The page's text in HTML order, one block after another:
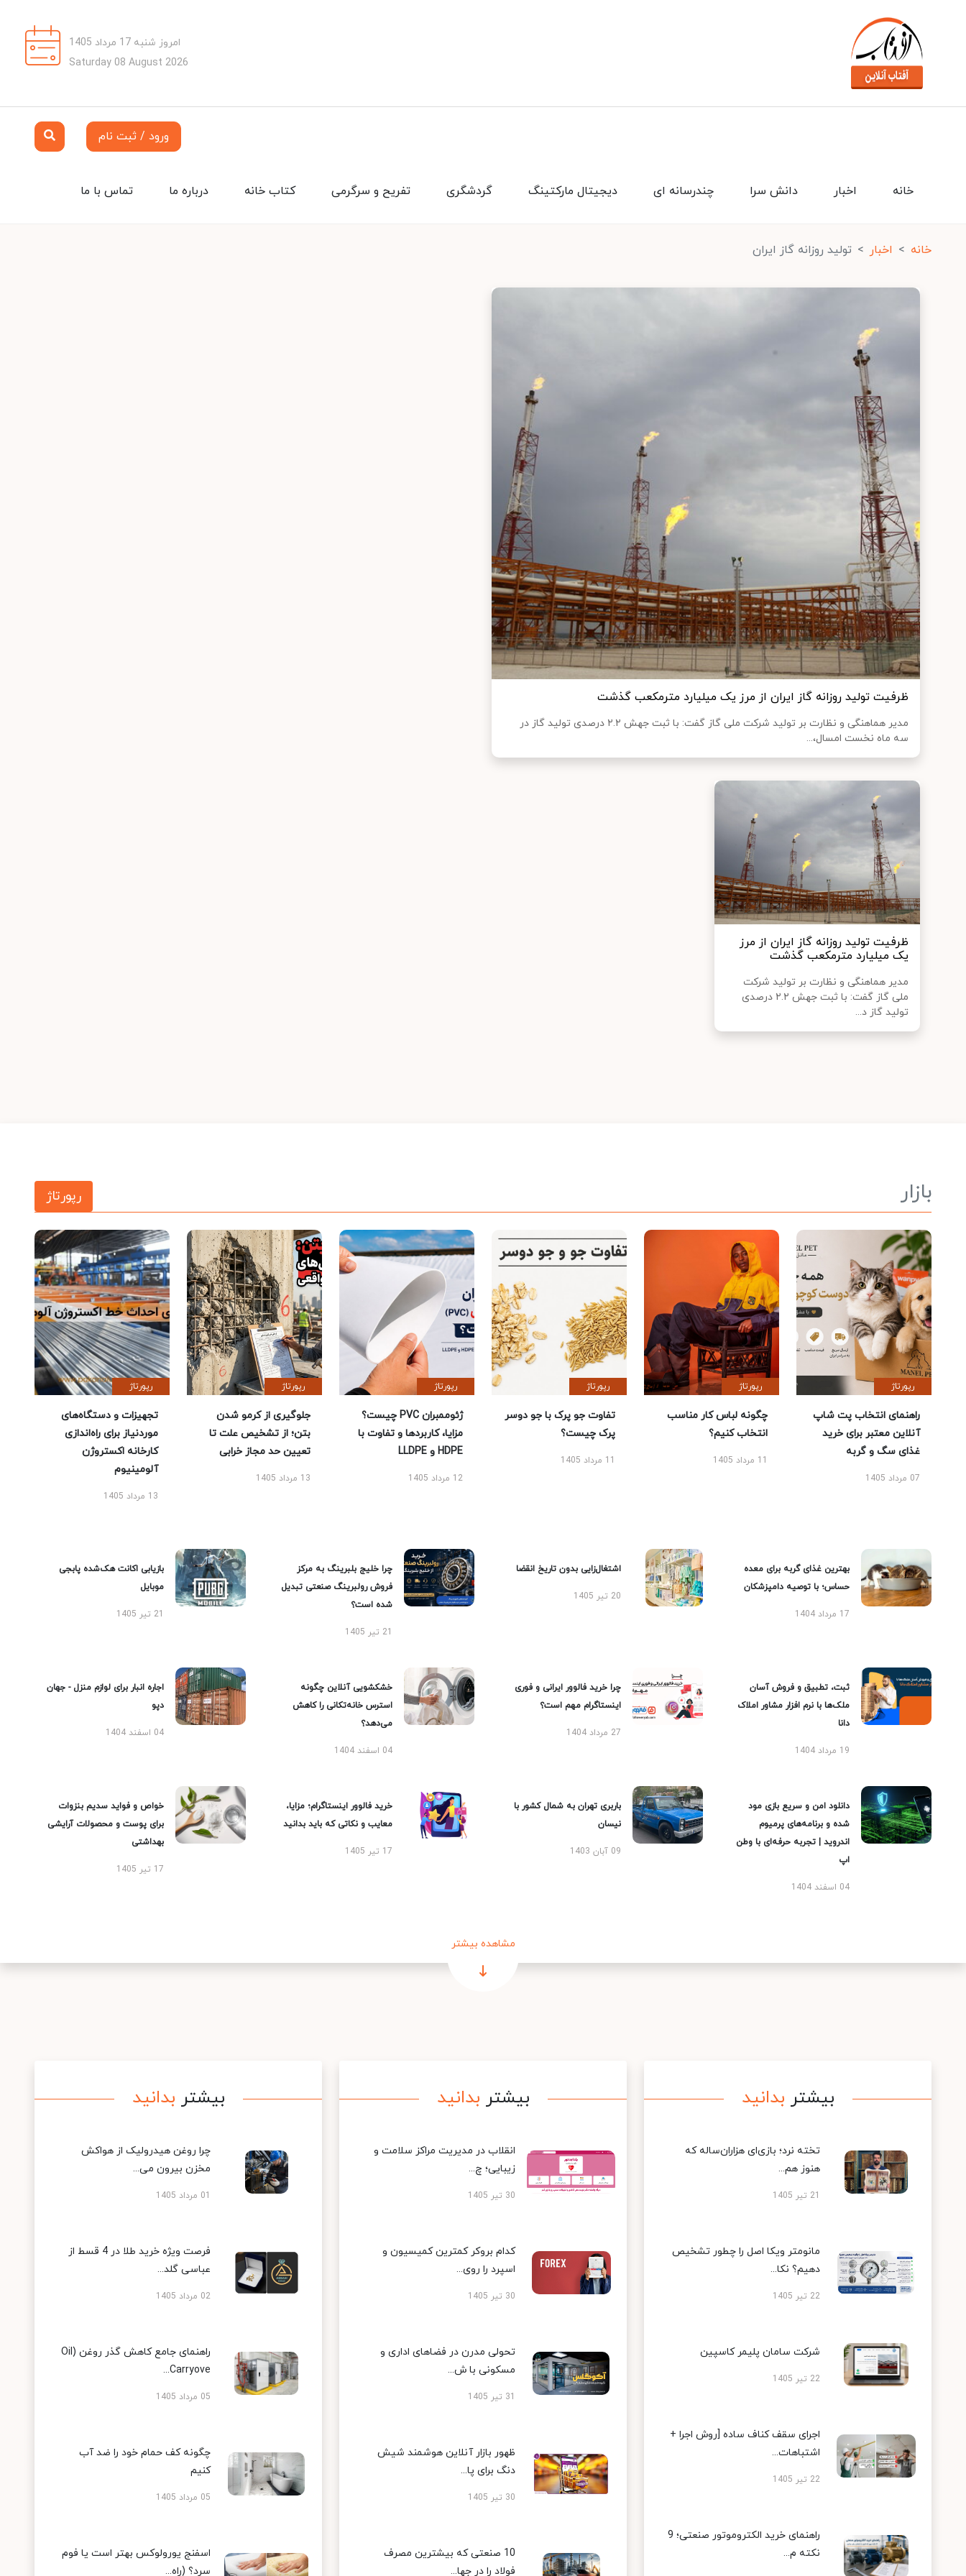
امروز شنبه 17 مرداد 1405
Saturday 08 August 2026
ورود / ثبت نام
تماس با ما درباره ما کتاب خانه تفریح و سرگرمی گردشگری دیجیتال مارکتینگ چندرسانه ای دانش سرا اخبار خانه
خانه اخبار تولید روزانه گاز ایران
ظرفیت تولید روزانه گاز ایران از مرز یک میلیارد مترمکعب گذشت
مدیر هماهنگی و نظارت بر تولید شرکت ملی گاز گفت: با ثبت جهش ۲.۲ درصدی تولید گاز در
سه ماه نخست امسال،...
ظرفیت تولید روزانه گاز ایران از مرز
یک میلیارد مترمکعب گذشت
مدیر هماهنگی و نظارت بر تولید شرکت
ملی گاز گفت: با ثبت جهش ۲.۲ درصدی
تولید گاز د...
بازار رپورتاژ
رپورتاژ
راهنمای انتخاب پت شاپ
آنلاین معتبر برای خرید
غذای سگ و گربه
07 مرداد 1405
رپورتاژ
چگونه لباس کار مناسب
انتخاب کنیم؟
11 مرداد 1405
رپورتاژ
تفاوت جو پرک با جو دوسر
پرک چیست؟
11 مرداد 1405
رپورتاژ
ژئوممبران PVC چیست؟
مزایا، کاربردها و تفاوت با
HDPE و LLDPE
12 مرداد 1405
رپورتاژ
جلوگیری از کرمو شدن
بتن؛ از تشخیص علت تا
تعیین حد مجاز خرابی
13 مرداد 1405
رپورتاژ
تجهیزات و دستگاه‌های
موردنیاز برای راه‌اندازی
کارخانه اکستروژن
آلومینیوم
13 مرداد 1405
بهترین غذای گربه برای معده
حساس؛ با توصیه دامپزشکان
17 مرداد 1404
اشتغال‌زایی بدون تاریخ انقضا
20 تیر 1405
چرا خلیج بلبرینگ به مرکز
فروش رولبرینگ صنعتی تبدیل
شده است؟
21 تیر 1405
بازیابی اکانت هک‌شده پابجی
موبایل
21 تیر 1405
ثبت، تطبیق و فروش آسان
ملک‌ها با نرم افزار مشاور املاک
دانا
19 مرداد 1404
چرا خرید فالوور ایرانی و فوری
اینستاگرام مهم است؟
27 مرداد 1404
خشکشویی آنلاین چگونه
استرس خانه‌تکانی را کاهش
می‌دهد؟
04 اسفند 1404
اجاره انبار برای لوازم منزل - جهان
دپو
04 اسفند 1404
دانلود امن و سریع بازی مود
شده و برنامه‌های پرمیوم
اندروید | تجربه حرفه‌ای با وطن
اپ
04 اسفند 1404
باربری تهران به شمال کشور با
نیسان
09 آبان 1403
خرید فالوور اینستاگرام؛ مزایا،
معایب و نکاتی که باید بدانید
17 تیر 1405
خواص و فواید سدیم بنزوات
برای پوست و محصولات آرایشی
بهداشتی
17 تیر 1405
مشاهده بیشتر
بیشتر بدانید
تخته نرد؛ بازی‌ای هزاران‌ساله که
هنوز هم...
21 تیر 1405
مانومتر ویکا اصل را چطور تشخیص
دهیم؟ نکا...
22 تیر 1405
شرکت سامان پلیمر کاسپین
22 تیر 1405
اجرای سقف کناف ساده [روش اجرا +
اشتباهات...
22 تیر 1405
راهنمای خرید الکتروموتور صنعتی؛ 9
نکته م...
بیشتر بدانید
انقلاب در مدیریت مراکز سلامت و
زیبایی؛ چ...
30 تیر 1405
کدام بروکر کمترین کمیسیون و
اسپرد را روی...
30 تیر 1405
تحولی مدرن در فضاهای اداری و
مسکونی با ش...
31 تیر 1405
ظهور بازار آنلاین هوشمند شیش
دنگ برای پا...
30 تیر 1405
10 صنعتی که بیشترین مصرف
فولاد را در جها...
بیشتر بدانید
چرا روغن هیدرولیک از هواکش
مخزن بیرون می...
01 مرداد 1405
فرصت ویژه خرید طلا در 4 قسط از
عباسی گلد...
02 مرداد 1405
راهنمای جامع کاهش گذر روغن (Oil
Carryove...
05 مرداد 1405
چگونه کف حمام خود را ضد آب
کنیم
05 مرداد 1405
اسفنج یورولوکس بهتر است یا فوم
سرد؟ (راه...